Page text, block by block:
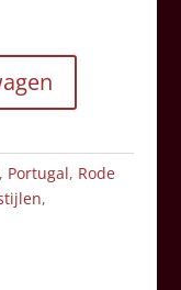
, Portugal, Rode
,